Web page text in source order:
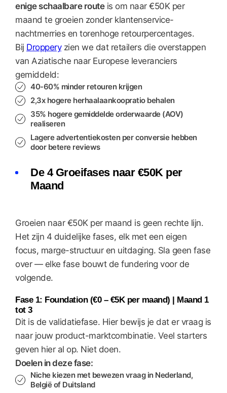
enige schaalbare routeis om naar €50K per
maand te groeien zonder klantenservice-
nachtmerries en torenhoge retourpercentages.
Bij Dropperyzien we dat retailers die overstappen
van Aziatische naar Europese leveranciers
gemiddeld:
40-60% minder retourenkrijgen
2,3x hogere herhaalaankoopratiobehalen
35% hogere gemiddelde orderwaarde (AOV)
realiseren
Lagere advertentiekosten per conversiehebben
door betere reviews
De 4 Groeifases naar €50K per
Maand
Groeien naar €50K per maand is geen rechte lijn.
Het zijn 4 duidelijke fases, elk met een eigen
focus, marge-structuur en uitdaging. Sla geen fase
over — elke fase bouwt de fundering voor de
volgende.
Fase 1: Foundation (€0 – €5K per maand) | Maand 1
tot 3
Dit is de validatiefase. Hier bewijs je dat er vraag is
naar jouw product-marktcombinatie. Veel starters
geven hier al op. Niet doen.
Doelen in deze fase:
Niche kiezen met bewezen vraag in Nederland,
België of Duitsland